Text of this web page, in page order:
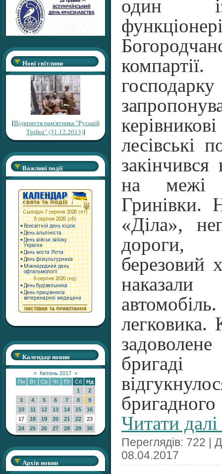
Нові світлини
[Відкриття пам'ятника "Руській
Трійці" (31.12.2013)]
Важливі події
Календар новин
« Квітень 2017 »
Пн
Вт Ср Чт Пт Сб
Нд
1
2
3
4 5 6 7 8
9
10
11 12 13 14 15
16
17
18 19 20 21 22
23
24
25 26 27 28 29 30
Архів новин
один
лесівські
на
Гринівки.
«Діла»,
березовий
легковика.
Читати
Переглядів: 722 |
08.04.2017